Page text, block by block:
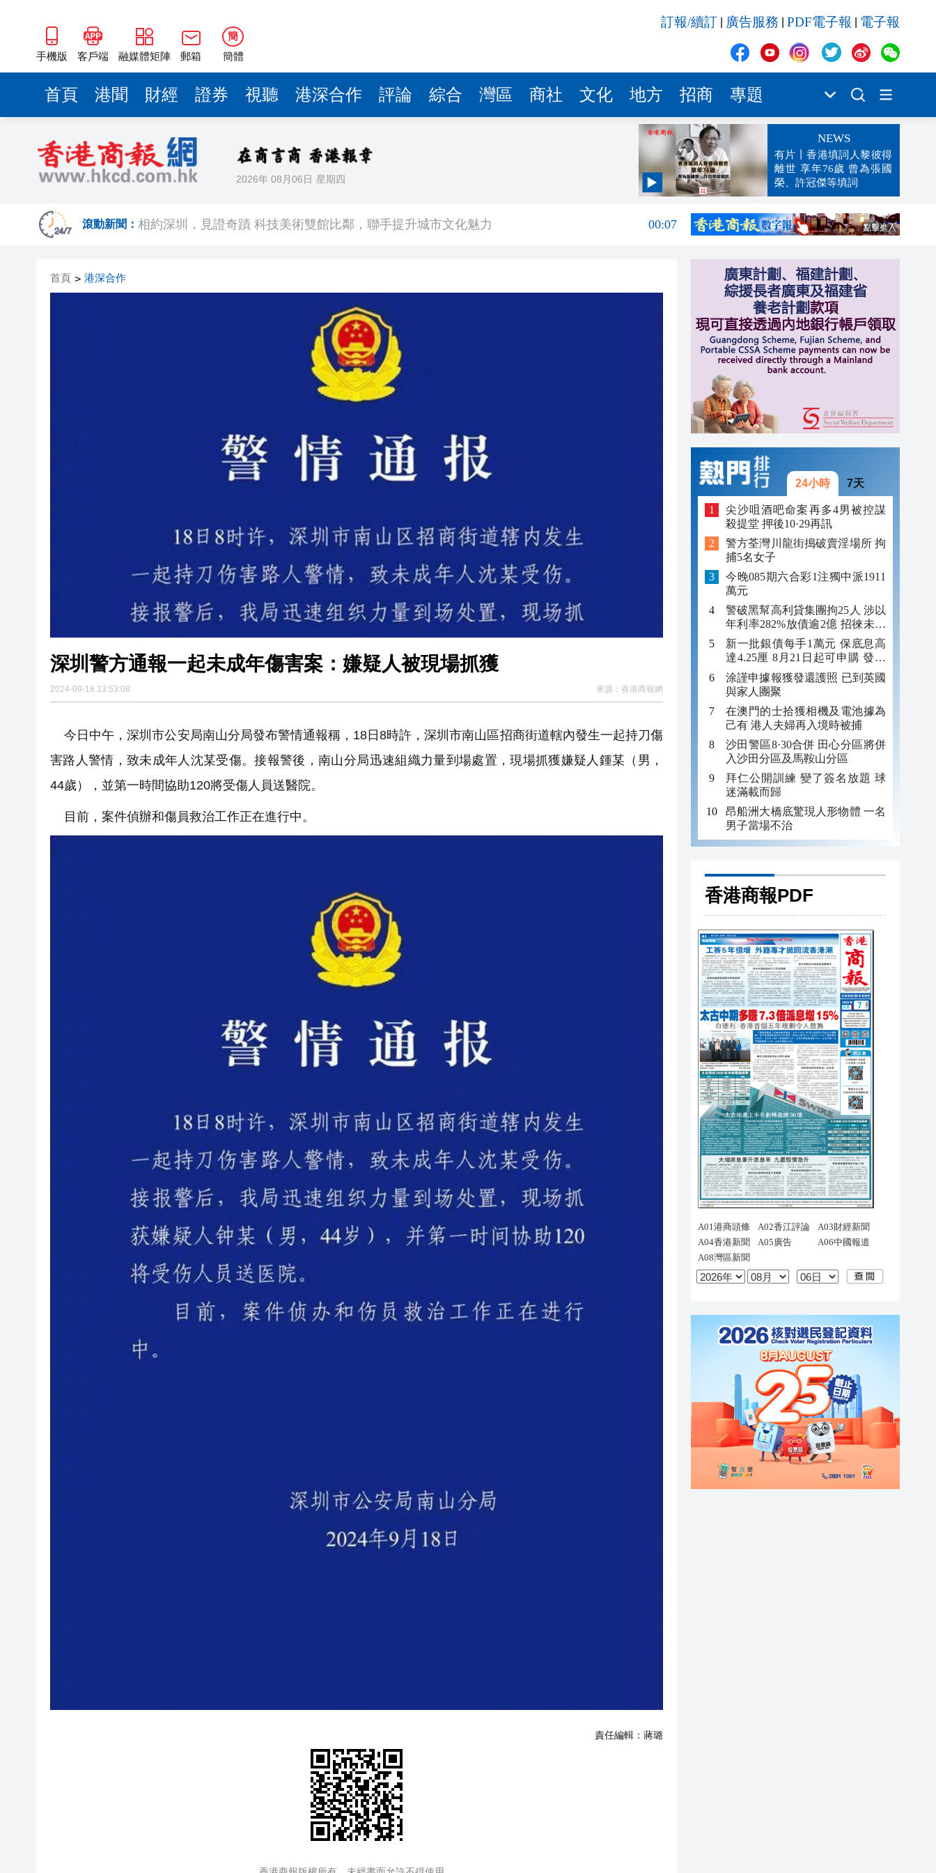
手機版 客戶端 融媒體矩陣 郵箱
簡
簡體
訂報/續訂 廣告服務 PDF電子報 電子報
首頁 港聞 財經 證券 視聽 港深合作 評論 綜合 灣區 商社 文化 地方 招商 專題
2026年 08月06日 星期四
NEWS
有片丨香港填詞人黎彼得
離世 享年76歲 曾為張國
榮、許冠傑等填詞
滾動新聞：
00:19
相約深圳，見證奇蹟 科技美術雙館比鄰，聯手提升城市文化魅力
00:07
有片丨孕婦羊水破裂即將臨盆 正遇晚高峰 情況危急 鐵騎交警一路開道護送
東涌巴士撞電單車 巴士司機涉危駕被捕
有片丨清淡不等於吃素！ 清淡飲食正在毀掉很多老人的晚年健康
首頁 > 港深合作
深圳警方通報一起未成年傷害案：嫌疑人被現場抓獲
2024-09-18 13:53:08 來源： 香港商報網
今日中午，深圳市公安局南山分局發布警情通報稱，18日8時許，深圳市南山區招商街道轄內發生一起持刀傷
害路人警情，致未成年人沈某受傷。接報警後，南山分局迅速組織力量到場處置，現場抓獲嫌疑人鍾某（男，
44歲），並第一時間協助120將受傷人員送醫院。
目前，案件偵辦和傷員救治工作正在進行中。
責任編輯： 蔣璐
24小時 7天
尖沙咀酒吧命案再多4男被控謀
殺提堂 押後10·29再訊
警方荃灣川龍街搗破賣淫場所 拘
捕5名女子
今晚085期六合彩1注獨中派1911
萬元
警破黑幫高利貸集團拘25人 涉以
年利率282%放債逾2億 招徠未成
年追數
新一批銀債每手1萬元 保底息高
達4.25厘 8月21日起可申購 發行
金額最多550億
涂謹申據報獲發還護照 已到英國
與家人團聚
在澳門的士拾獲相機及電池據為
己有 港人夫婦再入境時被捕
沙田警區8·30合併 田心分區將併
入沙田分區及馬鞍山分區
拜仁公開訓練 變了簽名放題 球
迷滿載而歸
昂船洲大橋底驚現人形物體 一名
男子當場不治
香港商報PDF